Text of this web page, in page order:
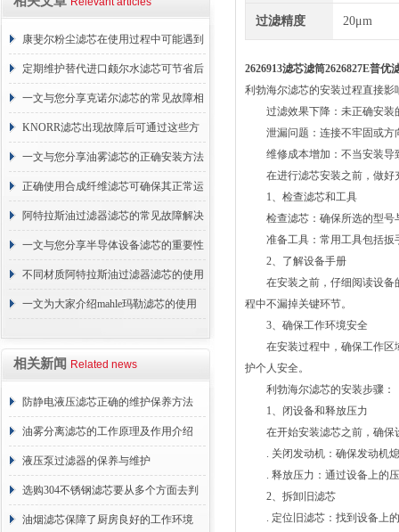
康斐尔粉尘滤芯在使用过程中可能遇到
的故障相应解决方法分享
定期维护替代进口颇尔水滤芯可节省后
续更换成本
一文与您分享克诺尔滤芯的常见故障相
应解决方法
KNORR滤芯出现故障后可通过这些方
法解决
一文与您分享油雾滤芯的正确安装方法
正确使用合成纤维滤芯可确保其正常运
行
阿特拉斯油过滤器滤芯的常见故障解决
方法介绍
一文与您分享半导体设备滤芯的重要性
不同材质阿特拉斯油过滤器滤芯的使用
周期区别介绍
一文为大家介绍mahle玛勒滤芯的使用
相关新闻 Related news
防静电液压滤芯正确的维护保养方法
油雾分离滤芯的工作原理及作用介绍
液压泵过滤器的保养与维护
选购304不锈钢滤芯要从多个方面去判
断
油烟滤芯保障了厨房良好的工作环境
过滤精度 20μm
2626913滤芯滤筒2626827E普优
利勃海尔滤芯的安装过程直接
过滤效果下降：未正确安装
泄漏问题：连接不牢固或方
维修成本增加：不当安装导
在进行滤芯安装之前，做好
1、检查滤芯和工具
检查滤芯：确保所选的型号
准备工具：常用工具包括扳
2、了解设备手册
在安装之前，仔细阅读设备的
程中不漏掉关键环节。
3、确保工作环境安全
在安装过程中，确保工作区域
护个人安全。
利勃海尔滤芯的安装步骤：
1、闭设备和释放压力
在开始安装滤芯之前，确保
. 关闭发动机：确保发动机熄
. 释放压力：通过设备上的压
2、拆卸旧滤芯
. 定位旧滤芯：找到设备上的